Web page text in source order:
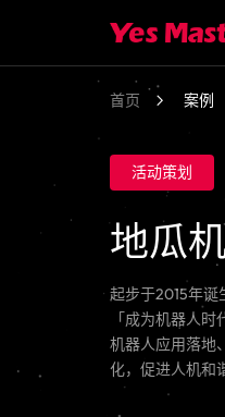
首页 案例
活动策划
地瓜
起步于2015年诞
「成为机器人
机器人应用落地
化，促进人机和